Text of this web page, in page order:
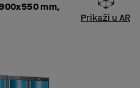
mm,
Prikaži u AR